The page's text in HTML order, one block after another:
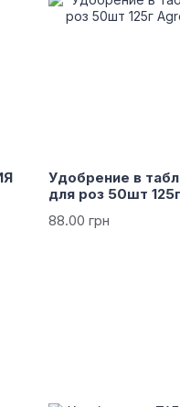
Удобрение в
для роз 50шт
88.00 грн